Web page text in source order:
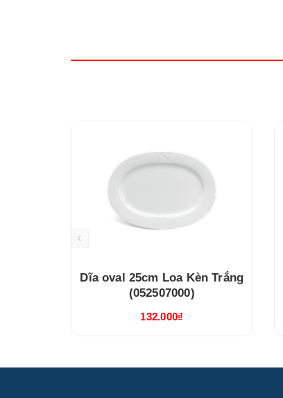
Dĩa oval 25cm Loa Kèn Trắng
(052507000)
132.000₫